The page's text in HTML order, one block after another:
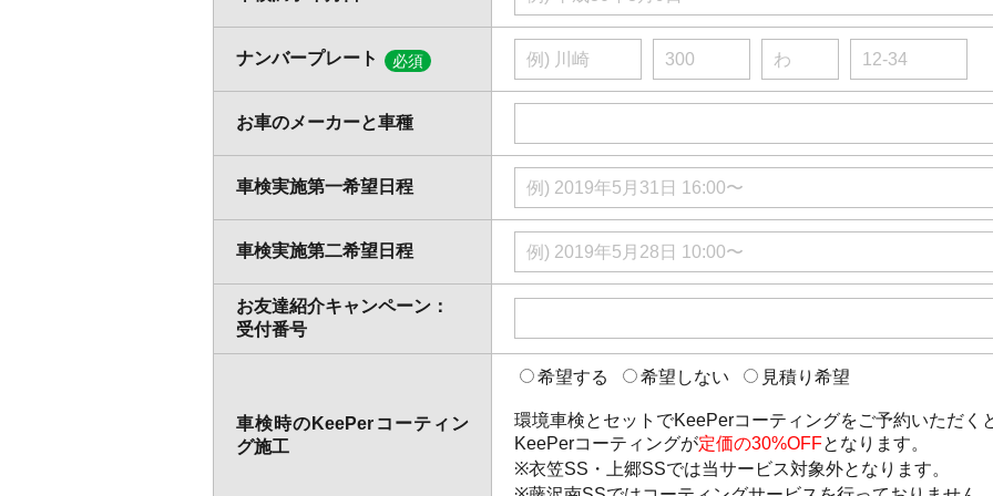
ナンバープレート 必須
お車のメーカーと車種
車検実施第一希望日程
車検実施第二希望日程
お友達紹介キャンペーン：
受付番号
車検時のKeePerコーティン
グ施工
希望する 希望しない 見積り希望
環境車検とセットでKeePerコーティングをご予約いただく
KeePerコーティングが定価の30%OFFとなります。
※衣笠SS・上郷SSでは当サービス対象外となります。